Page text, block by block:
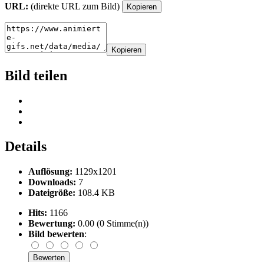
URL: (direkte URL zum Bild) Kopieren
Kopieren
Bild teilen
Details
Auflösung: 1129x1201
Downloads: 7
Dateigröße: 108.4 KB
Hits: 1166
Bewertung: 0.00 (0 Stimme(n))
Bild bewerten: